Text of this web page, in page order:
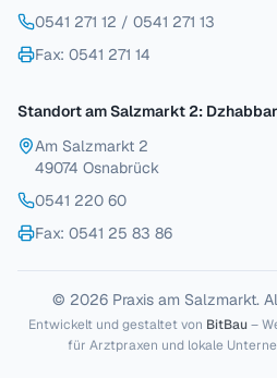
0541 271 12 / 0541 271 13
Fax: 0541 271 14
Standort am Salzmarkt 2:
Am Salzmarkt 2
49074 Osnabrück
0541 220 60
Fax: 0541 25 83 86
© 2026 Praxis am Salzmarkt.
Entwickelt und gestaltet von BitBau–
für Arztpraxen und lokale